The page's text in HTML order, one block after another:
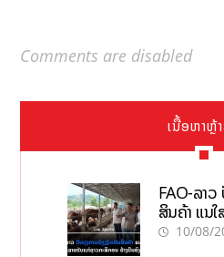
Comments are disabled
ເນື້ອຫາຫຼ້
FAO-ລາວ
ສິນຄ້າ ແນ
ກະສິກອນຢ່າ
10/08/